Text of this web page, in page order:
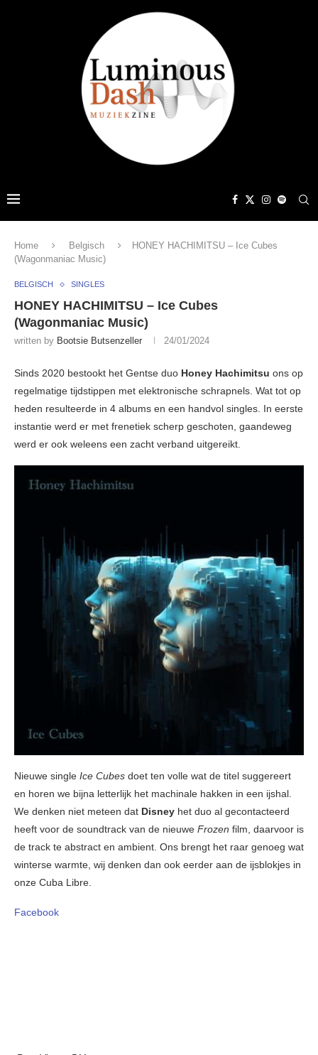
Home Belgisch
HONEY HACHIMITSU – Ice Cubes
(Wagonmaniac Music)
BELGISCH SINGLES
HONEY HACHIMITSU – Ice Cubes
(Wagonmaniac Music)
written by Bootsie Butsenzeller 24/01/2024
Sinds 2020 bestookt het Gentse duo Honey Hachimitsu ons op
regelmatige tijdstippen met elektronische schrapnels. Wat tot op
heden resulteerde in 4 albums en een handvol singles. In eerste
instantie werd er met frenetiek scherp geschoten, gaandeweg
werd er ook weleens een zacht verband uitgereikt.
Nieuwe single Ice Cubes doet ten volle wat de titel suggereert
en horen we bijna letterlijk het machinale hakken in een ijshal.
We denken niet meteen dat Disney het duo al gecontacteerd
heeft voor de soundtrack van de nieuwe Frozen film, daarvoor is
de track te abstract en ambient. Ons brengt het raar genoeg wat
winterse warmte, wij denken dan ook eerder aan de ijsblokjes in
onze Cuba Libre.
Facebook